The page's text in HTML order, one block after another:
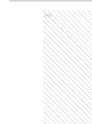
Ads